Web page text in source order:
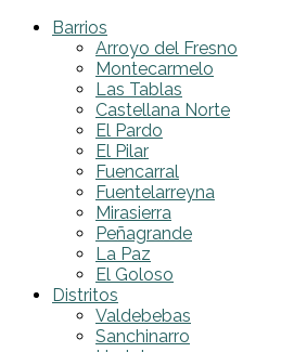
Barrios
Arroyo del Fresno
Montecarmelo
Las Tablas
Castellana Norte
El Pardo
El Pilar
Fuencarral
Fuentelarreyna
Mirasierra
Peñagrande
La Paz
El Goloso
Distritos
Valdebebas
Sanchinarro